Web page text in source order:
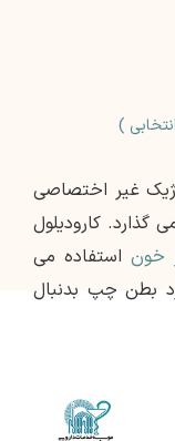
)
غیر اختصاصی
کارودیلول
خون استفاده می
بطن چپ بدنبال